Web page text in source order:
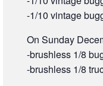
-1/10 vintage
On Sunday
-brushless 1/8
-brushless 1/8